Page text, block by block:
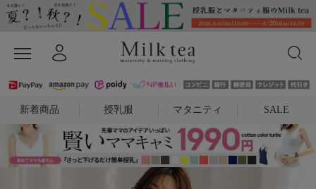
新着商品 授乳服 マタニティ SALE